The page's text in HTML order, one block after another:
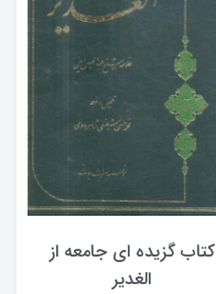
کتاب گزیده ای جامعه از
الغدیر